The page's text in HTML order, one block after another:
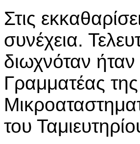
Στις
συνέχεια.
διωχνόταν
Γραμματέας
του